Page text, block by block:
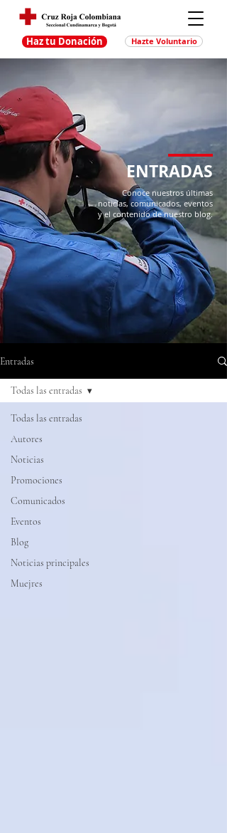
Haz tu Donación Hazte Voluntario
ENTRADAS
Conoce nuestros últimas
noticias, comunicados, eventos
y el contenido de nuestro blog.
Entradas
Todas las entradas
Autores
Noticias
Promociones
Comunicados
Eventos
Blog
Noticias principales
Muejres
Todas las entradas